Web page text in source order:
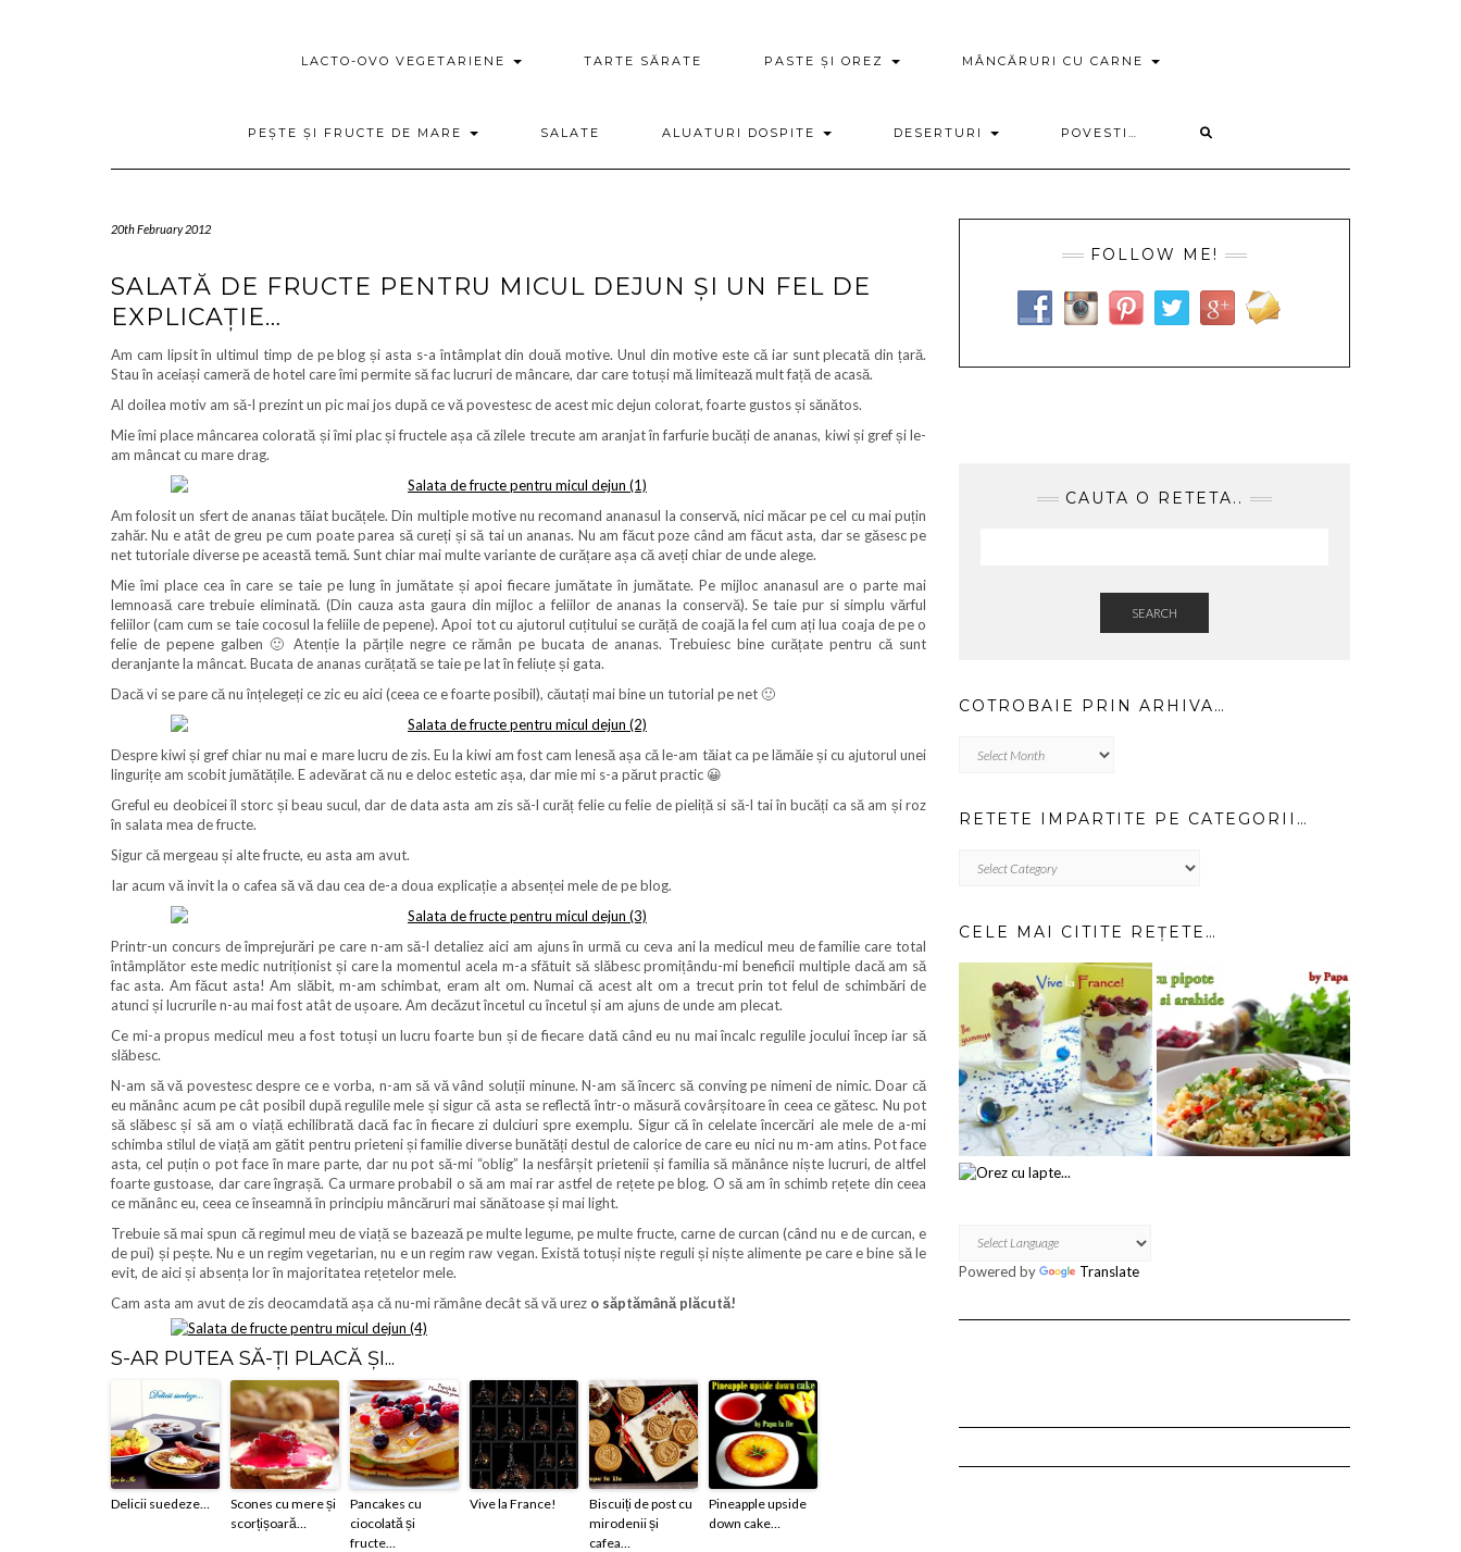
LACTO-OVO VEGETARIENE TARTE SĂRATE PASTE ȘI OREZ MÂNCĂRURI CU CARNE
PEȘTE ȘI FRUCTE DE MARE SALATE ALUATURI DOSPITE DESERTURI POVESTI…
20th February 2012
SALATĂ DE FRUCTE PENTRU MICUL DEJUN ȘI UN FEL DE
EXPLICAȚIE…
Am cam lipsit în ultimul timp de pe blog și asta s-a întâmplat din două motive. Unul din motive este că iar sunt plecată din țară.
Stau în aceiași cameră de hotel care îmi permite să fac lucruri de mâncare, dar care totuși mă limitează mult față de acasă.
Al doilea motiv am să-l prezint un pic mai jos după ce vă povestesc de acest mic dejun colorat, foarte gustos și sănătos.
Mie îmi place mâncarea colorată și îmi plac și fructele așa că zilele trecute am aranjat în farfurie bucăți de ananas, kiwi și gref și le-
am mâncat cu mare drag.
Am folosit un sfert de ananas tăiat bucățele. Din multiple motive nu recomand ananasul la conservă, nici măcar pe cel cu mai puțin
zahăr. Nu e atât de greu pe cum poate parea să cureți și să tai un ananas. Nu am făcut poze când am făcut asta, dar se găsesc pe
net tutoriale diverse pe această temă. Sunt chiar mai multe variante de curățare așa că aveți chiar de unde alege.
Mie îmi place cea în care se taie pe lung în jumătate și apoi fiecare jumătate în jumătate. Pe mijloc ananasul are o parte mai
lemnoasă care trebuie eliminată. (Din cauza asta gaura din mijloc a feliilor de ananas la conservă). Se taie pur si simplu vărful
feliilor (cam cum se taie cocosul la feliile de pepene). Apoi tot cu ajutorul cuțitului se curăță de coajă la fel cum ați lua coaja de pe o
felie de pepene galben 🙂 Atenție la părțile negre ce rămân pe bucata de ananas. Trebuiesc bine curățate pentru că sunt
deranjante la mâncat. Bucata de ananas curățată se taie pe lat în feliuțe și gata.
Dacă vi se pare că nu înțelegeți ce zic eu aici (ceea ce e foarte posibil), căutați mai bine un tutorial pe net 🙂
Despre kiwi și gref chiar nu mai e mare lucru de zis. Eu la kiwi am fost cam lenesă așa că le-am tăiat ca pe lămăie și cu ajutorul unei
lingurițe am scobit jumătățile. E adevărat că nu e deloc estetic așa, dar mie mi s-a părut practic 😀
Greful eu deobicei îl storc și beau sucul, dar de data asta am zis să-l curăț felie cu felie de pieliță si să-l tai în bucăți ca să am și roz
în salata mea de fructe.
Sigur că mergeau și alte fructe, eu asta am avut.
Iar acum vă invit la o cafea să vă dau cea de-a doua explicație a absenței mele de pe blog.
Printr-un concurs de împrejurări pe care n-am să-l detaliez aici am ajuns în urmă cu ceva ani la medicul meu de familie care total
întâmplător este medic nutriționist și care la momentul acela m-a sfătuit să slăbesc promițându-mi beneficii multiple dacă am să
fac asta. Am făcut asta! Am slăbit, m-am schimbat, eram alt om. Numai că acest alt om a trecut prin tot felul de schimbări de
atunci și lucrurile n-au mai fost atât de ușoare. Am decăzut încetul cu încetul și am ajuns de unde am plecat.
Ce mi-a propus medicul meu a fost totuși un lucru foarte bun și de fiecare dată când eu nu mai încalc regulile jocului încep iar să
slăbesc.
N-am să vă povestesc despre ce e vorba, n-am să vă vând soluții minune. N-am să încerc să conving pe nimeni de nimic. Doar că
eu mănânc acum pe cât posibil după regulile mele și sigur că asta se reflectă într-o măsură covârșitoare în ceea ce gătesc. Nu pot
să slăbesc și să am o viață echilibrată dacă fac în fiecare zi dulciuri spre exemplu. Sigur că în celelate încercări ale mele de a-mi
schimba stilul de viață am gătit pentru prieteni și familie diverse bunătăți destul de calorice de care eu nici nu m-am atins. Pot face
asta, cel puțin o pot face în mare parte, dar nu pot să-mi “oblig” la nesfârșit prietenii și familia să mănânce niște lucruri, de altfel
foarte gustoase, dar care îngrașă. Ca urmare probabil o să am mai rar astfel de rețete pe blog. O să am în schimb rețete din ceea
ce mănânc eu, ceea ce înseamnă în principiu mâncăruri mai sănătoase și mai light.
Trebuie să mai spun că regimul meu de viață se bazează pe multe legume, pe multe fructe, carne de curcan (când nu e de curcan, e
de pui) și pește. Nu e un regim vegetarian, nu e un regim raw vegan. Există totuși niște reguli și niște alimente pe care e bine să le
evit, de aici și absența lor în majoritatea rețetelor mele.
Cam asta am avut de zis deocamdată așa că nu-mi rămâne decât să vă urez o săptămână plăcută!
S-AR PUTEA SĂ-ȚI PLACĂ ȘI...
Delicii suedeze…
Scones cu mere și
scorțișoară…
Pancakes cu
ciocolată și
fructe…
Vive la France!
Biscuiți de post cu
mirodenii și
cafea…
Pineapple upside
down cake…
FOLLOW ME!
CAUTA O RETETA..
SEARCH
COTROBAIE PRIN ARHIVA…
prin
RETETE IMPARTITE PE CATEGORII…
IMPARTITE
CELE MAI CITITE REȚETE…
Powered by Translate